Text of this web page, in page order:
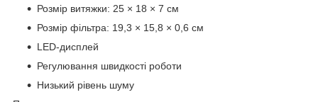
Розмір витяжки: 25 × 18 × 7 см
Розмір фільтра: 19,3 × 15,8 × 0,6 см
LED-дисплей
Регулювання швидкості роботи
Низький рівень шуму